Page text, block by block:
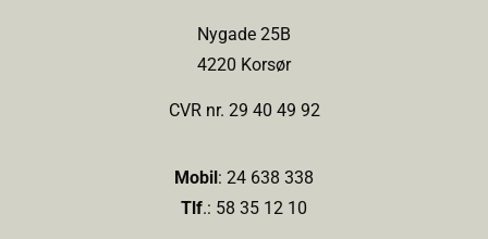
Nygade 25B
4220 Korsør
CVR nr. 29 40 49 92
Mobil : 24 638 338
Tlf.: 58 35 12 10